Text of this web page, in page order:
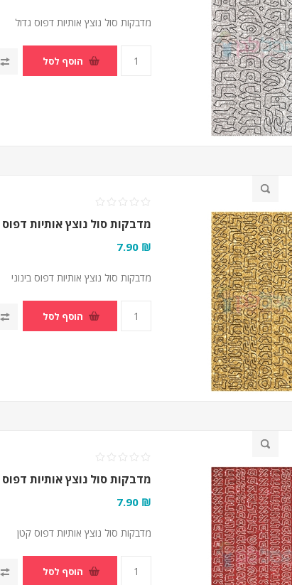
מדבקות סול נוצץ אותיות דפוס גדול
הוסף לסל
מדבקות סול נוצץ אותיות דפוס
₪ 7.90
מדבקות סול נוצץ אותיות דפוס בינוני
הוסף לסל
מדבקות סול נוצץ אותיות
₪ 7.90
מדבקות סול נוצץ אותיות דפוס קטן
הוסף לסל